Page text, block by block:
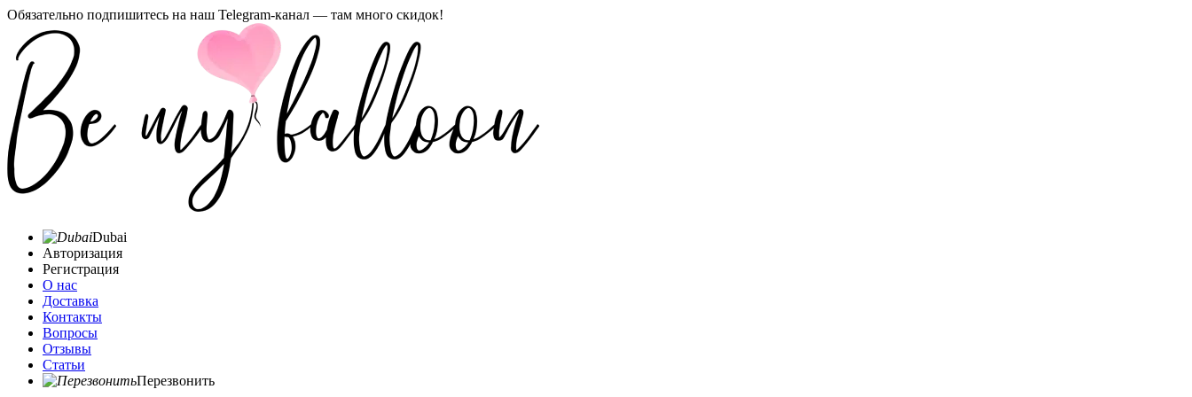
Обязательно подпишитесь на наш Telegram-канал — там много скидок!
Dubai
Авторизация
Регистрация
О нас
Доставка
Контакты
Вопросы
Отзывы
Статьи
Перезвонить